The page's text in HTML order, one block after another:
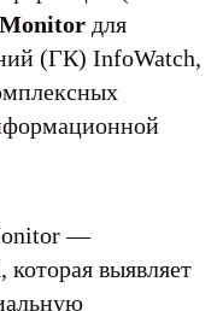
для
(ГК) InfoWatch,
—
которая выявляет